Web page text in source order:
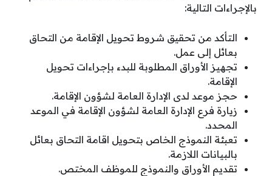
بالإجراءات التالية:
التأكد من تحقيق شروط تحويل الإقامة من التحاق
بعائل إلى عمل.
تجهيز الأوراق المطلوبة للبدء بإجراءات تحويل
الإقامة.
حجز موعد لدى الإدارة العامة لشؤون الإقامة.
زيارة فرع الإدارة العامة لشؤون الإقامة في الموعد
المحدد.
تعبئة النموذج الخاص بتحويل اقامة التحاق بعائل
بالبيانات اللازمة.
تقديم الأوراق والنموذج للموظف المختص.